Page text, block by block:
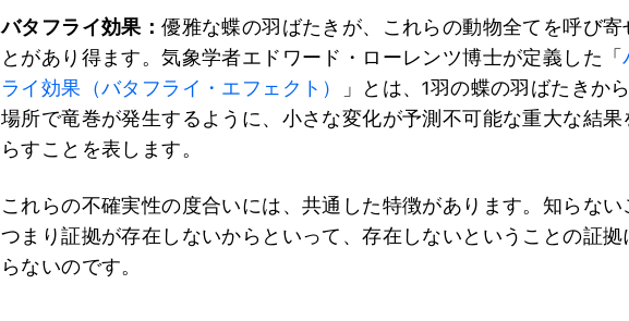
バタフライ効果：優雅な蝶の羽ばたきが、これらの動物全てを呼び寄
とがあり得ます。気象学者エドワード・ローレンツ博士が定義した「
ライ効果（バタフライ・エフェクト）
」とは、1羽の蝶の羽ばたきか
場所で竜巻が発生するように、小さな変化が予測不可能な重大な結果
らすことを表します。
これらの不確実性の度合いには、共通した特徴があります。知らない
つまり証拠が存在しないからといって、存在しないということの証拠
らないのです。